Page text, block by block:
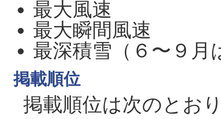
最大風速
最大瞬間風速
最深積雪（６〜９月
掲載順位
掲載順位は次のとお